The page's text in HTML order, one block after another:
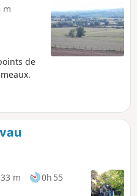
m
de
m
0h 55